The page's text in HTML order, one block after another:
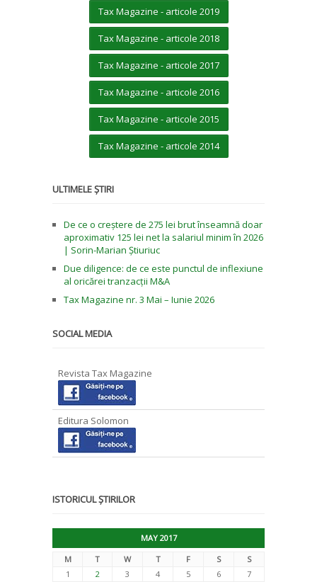
Tax Magazine - articole 2019
Tax Magazine - articole 2018
Tax Magazine - articole 2017
Tax Magazine - articole 2016
Tax Magazine - articole 2015
Tax Magazine - articole 2014
ULTIMELE ȘTIRI
De ce o creștere de 275 lei brut înseamnă doar
aproximativ 125 lei net la salariul minim în 2026
| Sorin-Marian Știuriuc
Due diligence: de ce este punctul de inflexiune
al oricărei tranzacții M&A
Tax Magazine nr. 3 Mai – Iunie 2026
SOCIAL MEDIA
Revista Tax Magazine
Editura Solomon
ISTORICUL ȘTIRILOR
MAY 2017
M
T W T F S
S
1
2 3 4 5 6 7